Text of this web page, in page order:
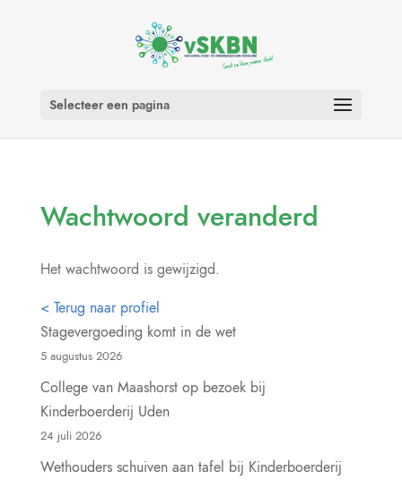
Selecteer een pagina
Wachtwoord veranderd
Het wachtwoord is gewijzigd.
< Terug naar profiel
Stagevergoeding komt in de wet
5 augustus 2026
College van Maashorst op bezoek bij
Kinderboerderij Uden
24 juli 2026
Wethouders schuiven aan tafel bij Kinderboerderij